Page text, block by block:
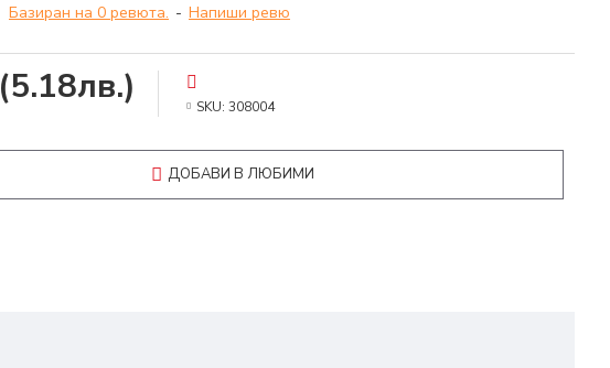
Базиран на 0 ревюта. - Напиши ревю
(5.18лв.) SKU: 308004
ДОБАВИ В ЛЮБИМИ